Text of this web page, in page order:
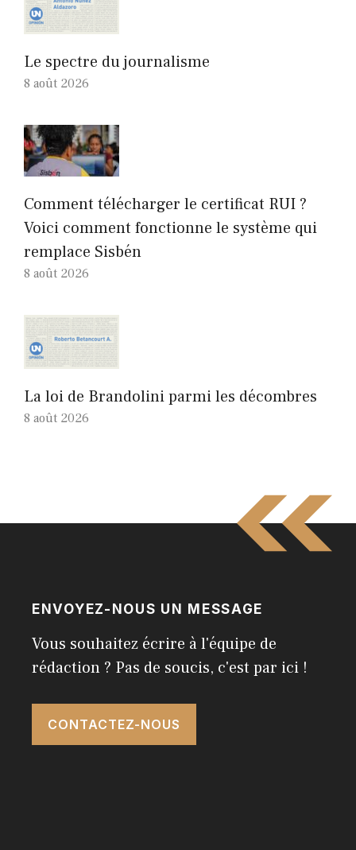
Le spectre du journalisme
8 août 2026
Comment télécharger le certificat RUI ?
Voici comment fonctionne le système qui
remplace Sisbén
8 août 2026
La loi de Brandolini parmi les décombres
8 août 2026
ENVOYEZ-NOUS UN MESSAGE
Vous souhaitez écrire à l'équipe de
rédaction ? Pas de soucis, c'est par ici !
CONTACTEZ-NOUS